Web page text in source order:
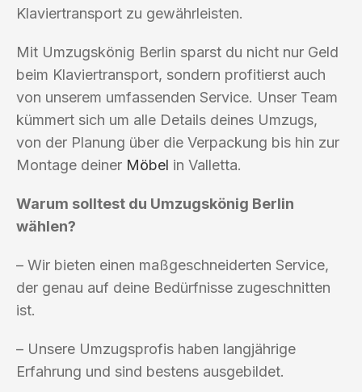
Klaviertransport zu gewährleisten.
Mit Umzugskönig Berlin sparst du nicht nur Geld
beim Klaviertransport, sondern profitierst auch
von unserem umfassenden Service. Unser Team
kümmert sich um alle Details deines Umzugs,
von der Planung über die Verpackung bis hin zur
Montage deiner Möbel in Valletta.
Warum solltest du Umzugskönig Berlin
wählen?
– Wir bieten einen maßgeschneiderten Service,
der genau auf deine Bedürfnisse zugeschnitten
ist.
– Unsere Umzugsprofis haben langjährige
Erfahrung und sind bestens ausgebildet.